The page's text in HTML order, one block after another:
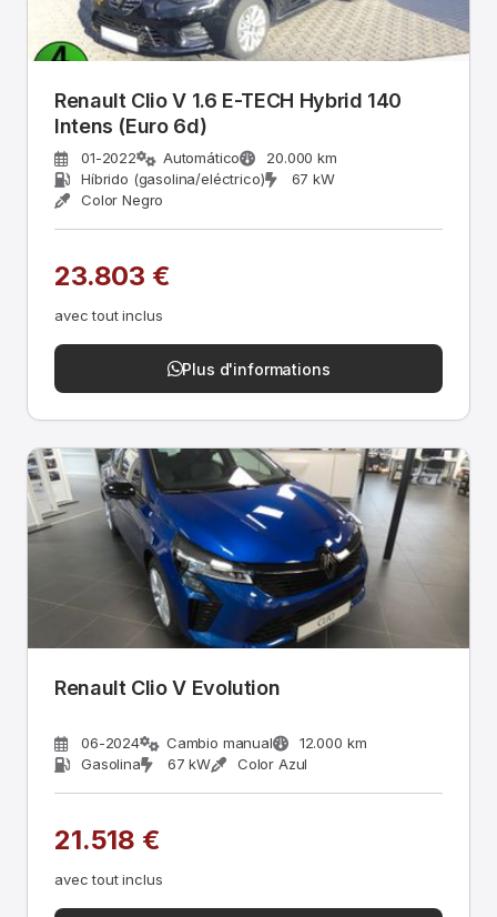
Renault Clio V 1.6 E-TECH Hybrid 140
Intens (Euro 6d)
01-2022 Automático
20.000 km
Híbrido (gasolina/eléctrico)
67 kW
Color Negro
23.803 €
avec tout inclus
Plus d'informations
Renault Clio V Evolution
06-2024 Cambio manual
12.000 km
Gasolina
67 kW Color Azul
21.518 €
avec tout inclus